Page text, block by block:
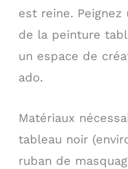
est reine.
de la peinture
un espace de
ado.
Matériaux
tableau noir
ruban de